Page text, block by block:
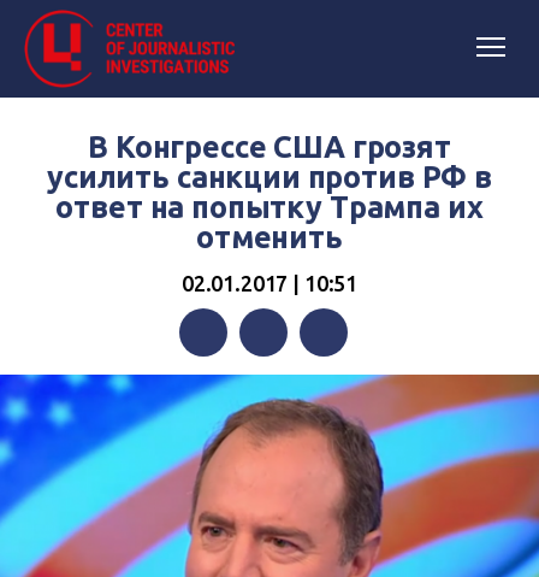
В Конгрессе США грозят
усилить санкции против РФ в
ответ на попытку Трампа их
отменить
02.01.2017 | 10:51
FacebookTwitterTelegram